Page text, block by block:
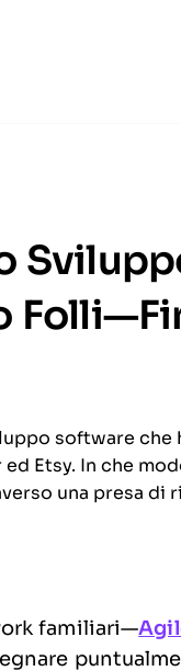
software che
Etsy. In che
una presa di
familiari—